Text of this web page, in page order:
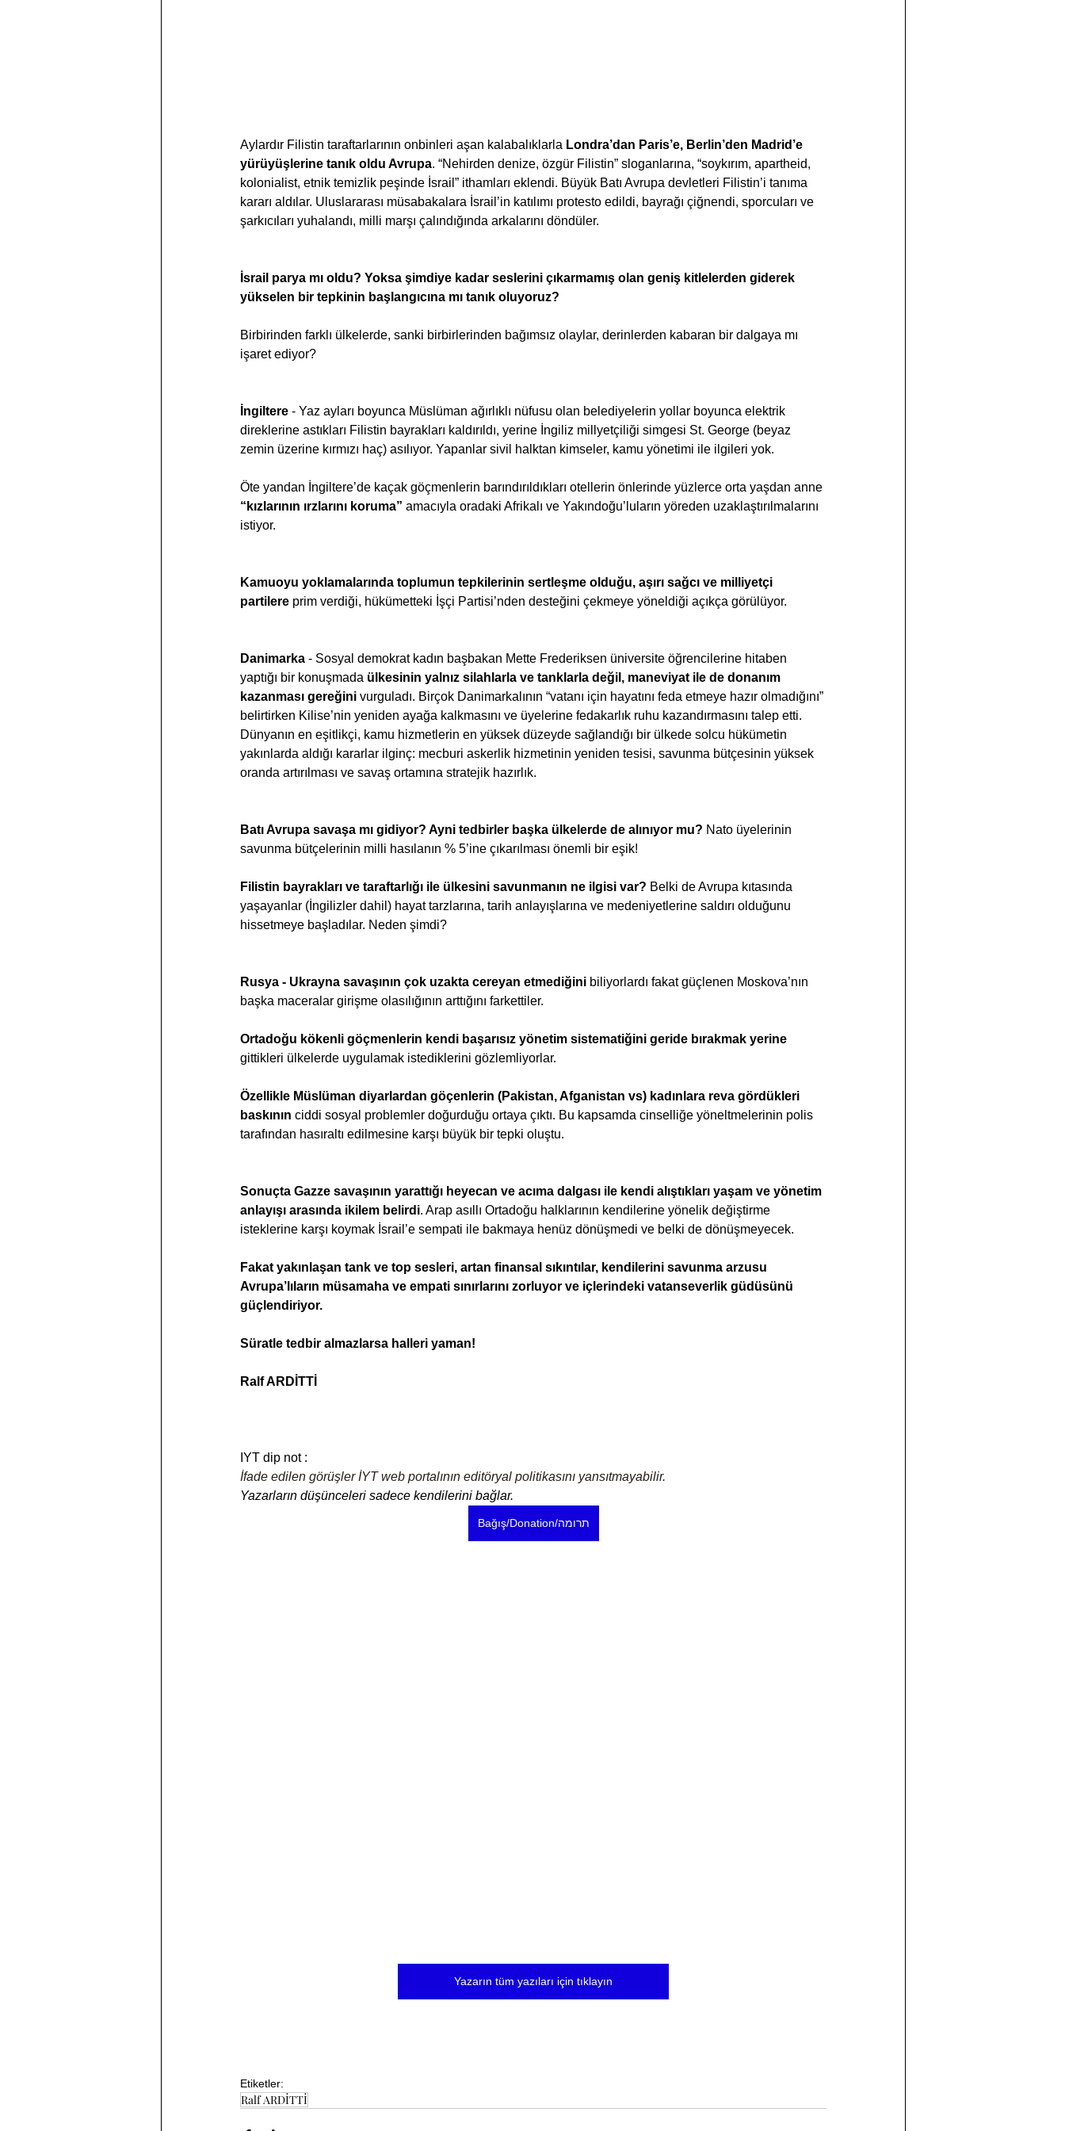
Aylardır Filistin taraftarlarının onbinleri aşan kalabalıklarla Londra’dan Paris’e, Berlin’den Madrid’e
yürüyüşlerine tanık oldu Avrupa. “Nehirden denize, özgür Filistin” sloganlarına, “soykırım, apartheid,
kolonialist, etnik temizlik peşinde İsrail” ithamları eklendi. Büyük Batı Avrupa devletleri Filistin’i tanıma
kararı aldılar. Uluslararası müsabakalara İsrail’in katılımı protesto edildi, bayrağı çiğnendi, sporcuları ve
şarkıcıları yuhalandı, milli marşı çalındığında arkalarını döndüler.
İsrail parya mı oldu? Yoksa şimdiye kadar seslerini çıkarmamış olan geniş kitlelerden giderek
yükselen bir tepkinin başlangıcına mı tanık oluyoruz?
Birbirinden farklı ülkelerde, sanki birbirlerinden bağımsız olaylar, derinlerden kabaran bir dalgaya mı
işaret ediyor?
İngiltere - Yaz ayları boyunca Müslüman ağırlıklı nüfusu olan belediyelerin yollar boyunca elektrik
direklerine astıkları Filistin bayrakları kaldırıldı, yerine İngiliz millyetçiliği simgesi St. George (beyaz
zemin üzerine kırmızı haç) asılıyor. Yapanlar sivil halktan kimseler, kamu yönetimi ile ilgileri yok.
Öte yandan İngiltere’de kaçak göçmenlerin barındırıldıkları otellerin önlerinde yüzlerce orta yaşdan anne
“kızlarının ırzlarını koruma” amacıyla oradaki Afrikalı ve Yakındoğu’luların yöreden uzaklaştırılmalarını
istiyor.
Kamuoyu yoklamalarında toplumun tepkilerinin sertleşme olduğu, aşırı sağcı ve milliyetçi
partilere prim verdiği, hükümetteki İşçi Partisi’nden desteğini çekmeye yöneldiği açıkça görülüyor.
Danimarka - Sosyal demokrat kadın başbakan Mette Frederiksen üniversite öğrencilerine hitaben
yaptığı bir konuşmada ülkesinin yalnız silahlarla ve tanklarla değil, maneviyat ile de donanım
kazanması gereğini vurguladı. Birçok Danimarkalının “vatanı için hayatını feda etmeye hazır olmadığını”
belirtirken Kilise’nin yeniden ayağa kalkmasını ve üyelerine fedakarlık ruhu kazandırmasını talep etti.
Dünyanın en eşitlikçi, kamu hizmetlerin en yüksek düzeyde sağlandığı bir ülkede solcu hükümetin
yakınlarda aldığı kararlar ilginç: mecburi askerlik hizmetinin yeniden tesisi, savunma bütçesinin yüksek
oranda artırılması ve savaş ortamına stratejik hazırlık.
Batı Avrupa savaşa mı gidiyor? Ayni tedbirler başka ülkelerde de alınıyor mu? Nato üyelerinin
savunma bütçelerinin milli hasılanın % 5’ine çıkarılması önemli bir eşik!
Filistin bayrakları ve taraftarlığı ile ülkesini savunmanın ne ilgisi var? Belki de Avrupa kıtasında
yaşayanlar (İngilizler dahil) hayat tarzlarına, tarih anlayışlarına ve medeniyetlerine saldırı olduğunu
hissetmeye başladılar. Neden şimdi?
Rusya - Ukrayna savaşının çok uzakta cereyan etmediğini biliyorlardı fakat güçlenen Moskova’nın
başka maceralar girişme olasılığının arttığını farkettiler.
Ortadoğu kökenli göçmenlerin kendi başarısız yönetim sistematiğini geride bırakmak yerine
gittikleri ülkelerde uygulamak istediklerini gözlemliyorlar.
Özellikle Müslüman diyarlardan göçenlerin (Pakistan, Afganistan vs) kadınlara reva gördükleri
baskının ciddi sosyal problemler doğurduğu ortaya çıktı. Bu kapsamda cinselliğe yöneltmelerinin polis
tarafından hasıraltı edilmesine karşı büyük bir tepki oluştu.
Sonuçta Gazze savaşının yarattığı heyecan ve acıma dalgası ile kendi alıştıkları yaşam ve yönetim
anlayışı arasında ikilem belirdi. Arap asıllı Ortadoğu halklarının kendilerine yönelik değiştirme
isteklerine karşı koymak İsrail’e sempati ile bakmaya henüz dönüşmedi ve belki de dönüşmeyecek.
Fakat yakınlaşan tank ve top sesleri, artan finansal sıkıntılar, kendilerini savunma arzusu
Avrupa’lıların müsamaha ve empati sınırlarını zorluyor ve içlerindeki vatanseverlik güdüsünü
güçlendiriyor.
Süratle tedbir almazlarsa halleri yaman!
Ralf ARDİTTİ
IYT dip not :
İfade edilen görüşler İYT web portalının editöryal politikasını yansıtmayabilir.
Yazarların düşünceleri sadece kendilerini bağlar.
Bağış/Donation/תרומה
Yazarın tüm yazıları için tıklayın
Etiketler:
Ralf ARDİTTİ